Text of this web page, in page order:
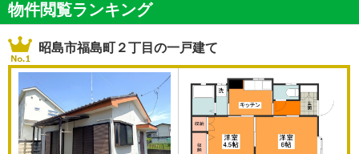
物件閲覧ランキング
昭島市福島町２丁目の一戸建て